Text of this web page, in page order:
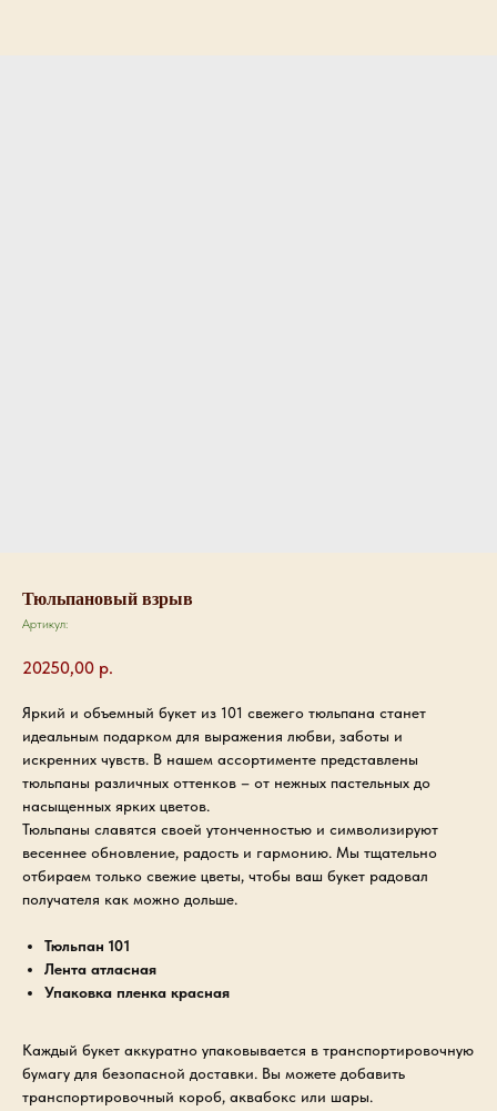
Тюльпановый взрыв
Артикул:
20250,00 р.
Яркий и объемный букет из 101 свежего тюльпана станет
идеальным подарком для выражения любви, заботы и
искренних чувств. В нашем ассортименте представлены
тюльпаны различных оттенков – от нежных пастельных до
насыщенных ярких цветов.
Тюльпаны славятся своей утонченностью и символизируют
весеннее обновление, радость и гармонию. Мы тщательно
отбираем только свежие цветы, чтобы ваш букет радовал
получателя как можно дольше.
Тюльпан 101
Лента атласная
Упаковка пленка красная
Каждый букет аккуратно упаковывается в транспортировочную
бумагу для безопасной доставки. Вы можете добавить
транспортировочный короб, аквабокс или шары.